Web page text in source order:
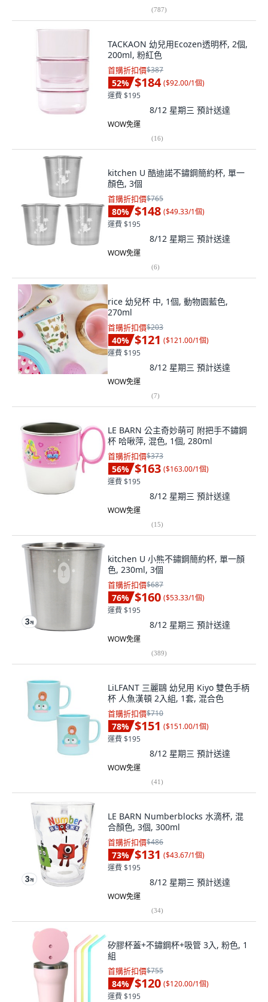
(787)
TACKAON 幼兒用Ecozen透明杯, 2個,
200ml, 粉紅色
首購折扣價$387
52% $184 ($92.00/1個)
運費 $195
8/12 星期三 預計送達
WOW免運
(16)
kitchen U 酷迪諾不鏽鋼簡約杯, 單一
顏色, 3個
首購折扣價$765
80% $148 ($49.33/1個)
運費 $195
8/12 星期三 預計送達
WOW免運
(6)
rice 幼兒杯 中, 1個, 動物園藍色,
270ml
首購折扣價$203
40% $121 ($121.00/1個)
運費 $195
8/12 星期三 預計送達
WOW免運
(7)
LE BARN 公主奇妙萌可 附把手不鏽鋼
杯 哈啾萍, 混色, 1個, 280ml
首購折扣價$373
56% $163 ($163.00/1個)
運費 $195
8/12 星期三 預計送達
WOW免運
(15)
kitchen U 小熊不鏽鋼簡約杯, 單一顏
色, 230ml, 3個
首購折扣價$687
76% $160 ($53.33/1個)
運費 $195
8/12 星期三 預計送達
WOW免運
(389)
LiLFANT 三麗鷗 幼兒用 Kiyo 雙色手柄
杯 人魚漢頓 2入組, 1套, 混合色
首購折扣價$710
78% $151 ($151.00/1個)
運費 $195
8/12 星期三 預計送達
WOW免運
(41)
LE BARN Numberblocks 水滴杯, 混
合顏色, 3個, 300ml
首購折扣價$486
73% $131 ($43.67/1個)
運費 $195
8/12 星期三 預計送達
WOW免運
(34)
矽膠杯蓋+不鏽鋼杯+吸管 3入, 粉色, 1
組
首購折扣價$755
84% $120 ($120.00/1個)
運費 $195